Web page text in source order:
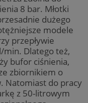
8 bar. Młotki
dużego
modele
przepływie
min. Dlatego też,
bufor ciśnienia,
zbiornikiem o
Natomiast do pracy
z 50-litrowym